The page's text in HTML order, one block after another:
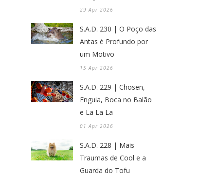
29 Apr 2026
S.A.D. 230 | O Poço das
Antas é Profundo por
um Motivo
15 Apr 2026
S.A.D. 229 | Chosen,
Enguia, Boca no Balão
e La La La
01 Apr 2026
S.A.D. 228 | Mais
Traumas de Cool e a
Guarda do Tofu